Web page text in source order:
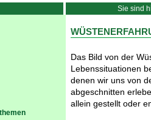
Sie sind
Das Bild von der
Lebenssituationen
denen wir uns von
abgeschnitten
allein gestellt oder